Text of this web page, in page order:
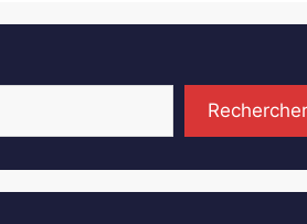
Rechercher